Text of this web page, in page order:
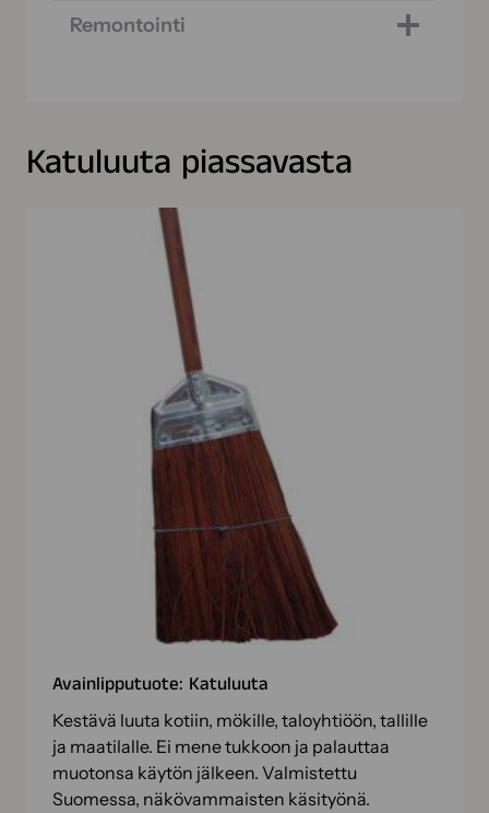
Remontointi
Katuluuta piassavasta
Avainlipputuote: Katuluuta
Kestävä luuta kotiin, mökille, taloyhtiöön, tallille
ja maatilalle. Ei mene tukkoon ja palauttaa
muotonsa käytön jälkeen. Valmistettu
Suomessa, näkövammaisten käsityönä.